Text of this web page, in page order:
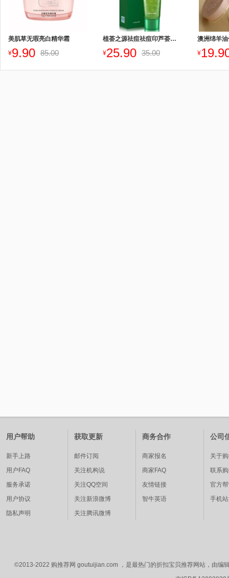
美肌草无瑕亮白精华霜
¥9.90 85.00
植荟之源祛痘祛痘印芦荟胶40ml
¥25.90 35.00
澳洲绵羊
¥
用户帮助
新手上路
用户FAQ
服务承诺
用户协议
隐私声明
获取更新
邮件订阅
关注机构说
关注QQ空间
关注新浪微博
关注腾讯微博
商务合作
商家报名
商家FAQ
友情链接
智牛英语
公司
关于
联系
官方
手机站
©2013-2022 购推荐网 goutuijian.com ，是最热门的折扣宝贝推荐网站，由编